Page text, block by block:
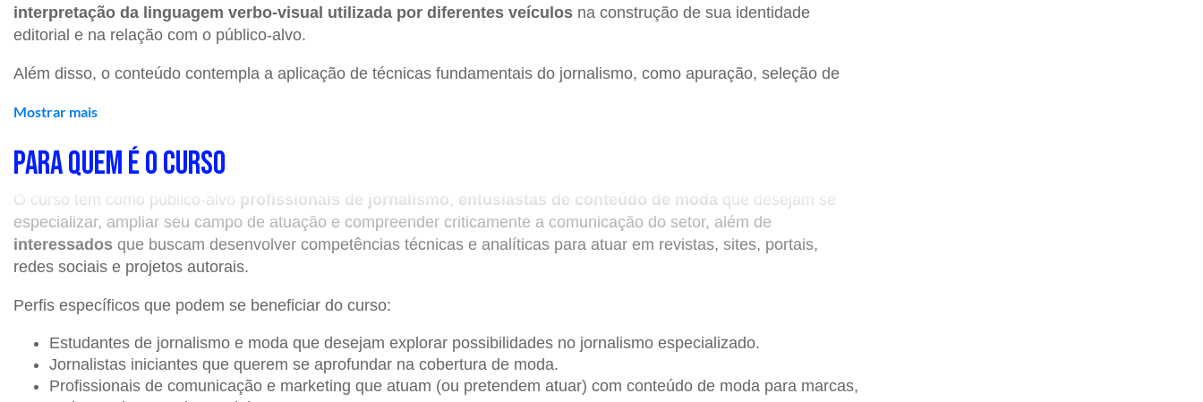
interpretação da linguagem verbo-visual utilizada por diferentes veículos na construção de sua identidade
editorial e na relação com o público-alvo.
Além disso, o conteúdo contempla a aplicação de técnicas fundamentais do jornalismo, como apuração, seleção de
fim, você poderá
AGENDA DO CURSO
📌Data:09, 10, 16 e 17 de novembro de 2026.
📌Horário:19h às 22h.
Local:Curso online com aulas ao vivo na plataforma.
Mostrar mais
PARA QUEM É O CURSO
O curso tem como público-alvo profissionais de jornalismo, entusiastas de conteúdo de moda que desejam se
especializar, ampliar seu campo de atuação e compreender criticamente a comunicação do setor, além de
interessados que buscam desenvolver competências técnicas e analíticas para atuar em revistas, sites, portais,
redes sociais e projetos autorais.
Perfis específicos que podem se beneficiar do curso:
Estudantes de jornalismo e moda que desejam explorar possibilidades no jornalismo especializado.
Jornalistas iniciantes que querem se aprofundar na cobertura de moda.
Profissionais de comunicação e marketing que atuam (ou pretendem atuar) com conteúdo de moda para marcas,